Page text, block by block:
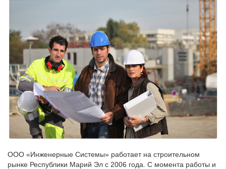
ООО «Инженерные Системы» работает на строительном
рынке Республики Марий Эл с 2006 года. С момента работы и